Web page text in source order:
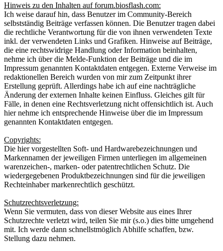
Hinweis zu den Inhalten auf forum.biosflash.com:
Ich weise darauf hin, dass Benutzer im Community-Bereich
selbstständig Beiträge verfassen können. Die Benutzer tragen dabei
die rechtliche Verantwortung für die von ihnen verwendeten Texte
inkl. der verwendeten Links und Grafiken. Hinweise auf Beiträge,
die eine rechtswidrige Handlung oder Information beinhalten,
nehme ich über die Melde-Funktion der Beiträge und die im
Impressum genannten Kontaktdaten entgegen. Externe Verweise im
redaktionellen Bereich wurden von mir zum Zeitpunkt ihrer
Erstellung geprüft. Allerdings habe ich auf eine nachträgliche
Änderung der externen Inhalte keinen Einfluss. Gleiches gilt für
Fälle, in denen eine Rechtsverletzung nicht offensichtlich ist. Auch
hier nehme ich entsprechende Hinweise über die im Impressum
genannten Kontaktdaten entgegen.
Copyrights:
Die hier vorgestellten Soft- und Hardwarebezeichnungen und
Markennamen der jeweiligen Firmen unterliegen im allgemeinen
warenzeichen-, marken- oder patentrechtlichen Schutz. Die
wiedergegebenen Produktbezeichnungen sind für die jeweiligen
Rechteinhaber markenrechtlich geschützt.
Schutzrechtsverletzung:
Wenn Sie vermuten, dass von dieser Website aus eines Ihrer
Schutzrechte verletzt wird, teilen Sie mir (s.o.) dies bitte umgehend
mit. Ich werde dann schnellstmöglich Abhilfe schaffen, bzw.
Stellung dazu nehmen.